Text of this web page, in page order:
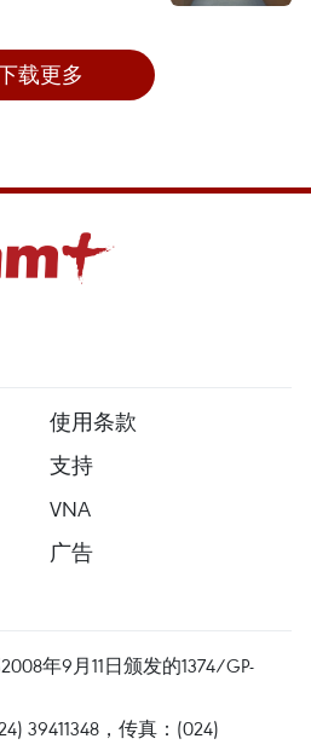
载更多
使用条款
支持
VNA
广告
年9月11日颁发的1374/GP-
39411348，传真：(024)